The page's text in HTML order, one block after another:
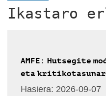
Ikastaro
AMFE: Hutsegite
eta
Hasiera: 2026-09-07